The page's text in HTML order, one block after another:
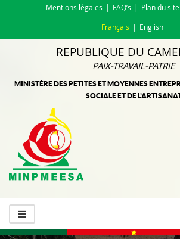
Mentions légales FAQ’s Plan du site
Français English
REPUBLIQUE DU
PAIX-TRAVAIL-PATRIE
MINISTÈRE DES PETITES ET MOYENNES
SOCIALE ET DE